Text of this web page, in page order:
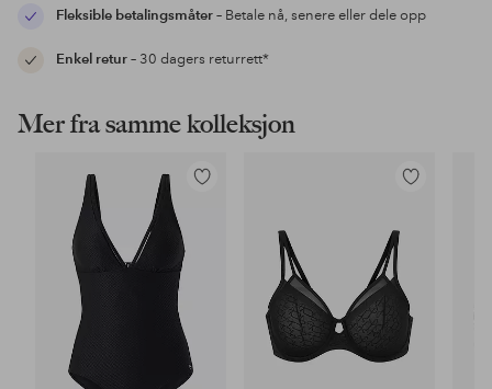
Fleksible betalingsmåter– Betale nå, senere eller dele opp
Enkel retur– 30 dagers returrett*
Mer fra samme kolleksjon
Legg
Legg
favoritter